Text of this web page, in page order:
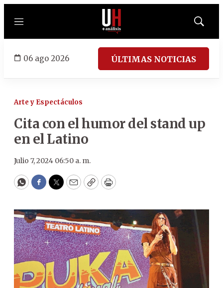
Menú
Mostrar
06 ago 2026 ÚLTIMAS NOTICIAS
Arte y Espectáculos
Cita con el humor del stand up
en el Latino
Julio 7, 2024 06:50 a. m.
WhatsApp
Facebook
Twitter
EmailCopyPrint